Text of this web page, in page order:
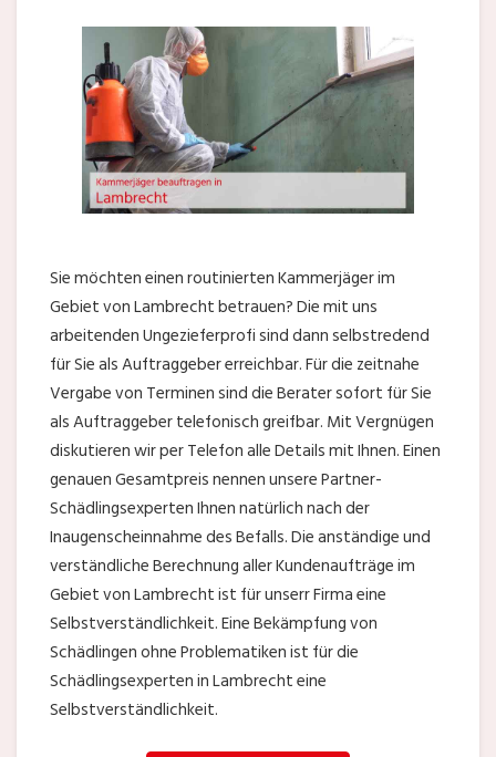
Sie möchten einen routinierten Kammerjäger im
Gebiet von Lambrecht betrauen? Die mit uns
arbeitenden Ungezieferprofi sind dann selbstredend
für Sie als Auftraggeber erreichbar. Für die zeitnahe
Vergabe von Terminen sind die Berater sofort für Sie
als Auftraggeber telefonisch greifbar. Mit Vergnügen
diskutieren wir per Telefon alle Details mit Ihnen. Einen
genauen Gesamtpreis nennen unsere Partner-
Schädlingsexperten Ihnen natürlich nach der
Inaugenscheinnahme des Befalls. Die anständige und
verständliche Berechnung aller Kundenaufträge im
Gebiet von Lambrecht ist für unserr Firma eine
Selbstverständlichkeit. Eine Bekämpfung von
Schädlingen ohne Problematiken ist für die
Schädlingsexperten in Lambrecht eine
Selbstverständlichkeit.